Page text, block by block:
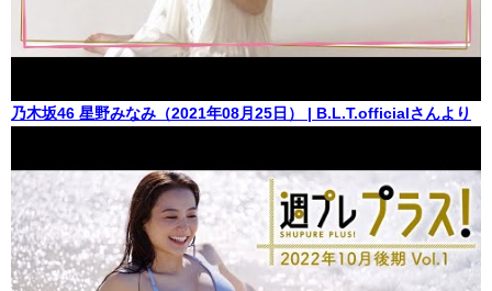
乃木坂46 星野みなみ（2021年08月25日） | B.L.T.officialさんより